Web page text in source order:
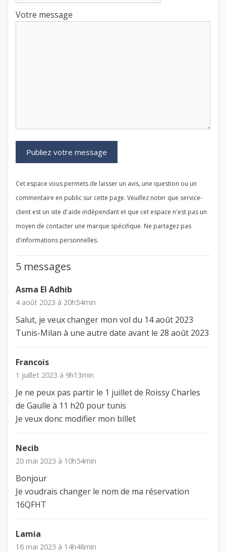
Votre message
Cet espace vous permets de laisser un avis, une question ou un
commentaire en public sur cette page. Veuillez noter que service-
client est un site d'aide indépendant et que cet espace n'est pas un
moyen de contacter une marque spécifique. Ne partagez pas
d'informations personnelles.
5 messages
Asma El Adhib
4 août 2023 à 20h54min
Salut, je veux changer mon vol du 14 août 2023
Tunis-Milan à une autre date avant le 28 août 2023
Francois
1 juillet 2023 à 9h13min
Je ne peux pas partir le 1 juillet de Roissy Charles
de Gaulle à 11 h20 pour tunis
Je veux donc modifier mon billet
Necib
20 mai 2023 à 10h54min
Bonjour
Je voudrais changer le nom de ma réservation
16QFHT
Lamia
16 mai 2023 à 14h48min